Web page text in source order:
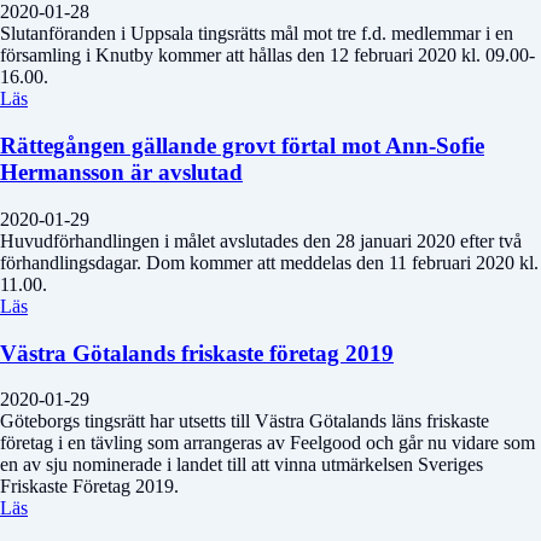
2020-01-28
Slutanföranden i Uppsala tingsrätts mål mot tre f.d. medlemmar i en
församling i Knutby kommer att hållas den 12 februari 2020 kl. 09.00-
16.00.
Läs
Rättegången gällande grovt förtal mot Ann-Sofie
Hermansson är avslutad
2020-01-29
Huvudförhandlingen i målet avslutades den 28 januari 2020 efter två
förhandlingsdagar. Dom kommer att meddelas den 11 februari 2020 kl.
11.00.
Läs
Västra Götalands friskaste företag 2019
2020-01-29
Göteborgs tingsrätt har utsetts till Västra Götalands läns friskaste
företag i en tävling som arrangeras av Feelgood och går nu vidare som
en av sju nominerade i landet till att vinna utmärkelsen Sveriges
Friskaste Företag 2019.
Läs